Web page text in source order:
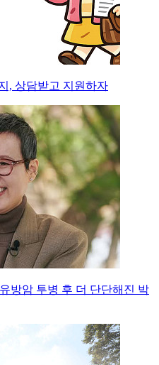
, 상담받고 지원하자
방암 투병 후 더 단단해진 박